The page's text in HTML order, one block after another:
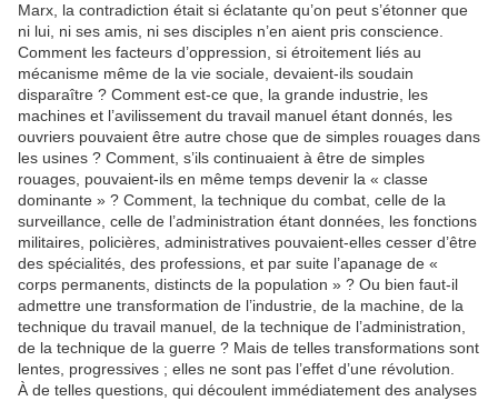
Marx, la contradiction était si éclatante qu’on peut s’étonner que
ni lui, ni ses amis, ni ses disciples n’en aient pris conscience.
Comment les facteurs d’oppression, si étroitement liés au
mécanisme même de la vie sociale, devaient-ils soudain
disparaître ? Comment est-ce que, la grande industrie, les
machines et l’avilissement du travail manuel étant donnés, les
ouvriers pouvaient être autre chose que de simples rouages dans
les usines ? Comment, s’ils continuaient à être de simples
rouages, pouvaient-ils en même temps devenir la « classe
dominante » ? Comment, la technique du combat, celle de la
surveillance, celle de l’administration étant données, les fonctions
militaires, policières, administratives pouvaient-elles cesser d’être
des spécialités, des professions, et par suite l’apanage de «
corps permanents, distincts de la population » ? Ou bien faut-il
admettre une transformation de l’industrie, de la machine, de la
technique du travail manuel, de la technique de l’administration,
de la technique de la guerre ? Mais de telles transformations sont
lentes, progressives ; elles ne sont pas l’effet d’une révolution.
À de telles questions, qui découlent immédiatement des analyses